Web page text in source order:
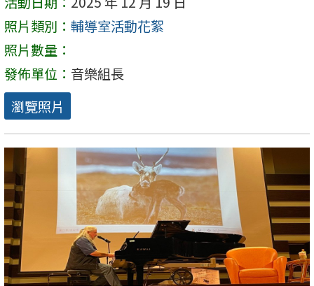
照片類別： 輔導室活動花絮
照片數量：
發佈單位： 音樂組長
瀏覽照片